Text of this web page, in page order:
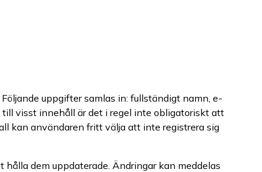
uppgifter samlas in: fullständigt namn, e-
visst innehåll är det i regel inte obligatoriskt att
kan användaren fritt välja att inte registrera sig
dem uppdaterade. Ändringar kan meddelas